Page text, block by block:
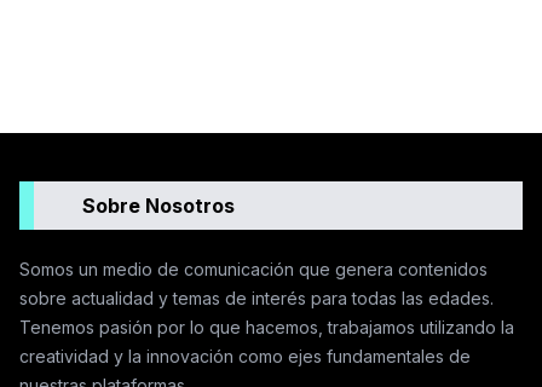
Sobre Nosotros
Somos un medio de comunicación que genera contenidos
sobre actualidad y temas de interés para todas las edades.
Tenemos pasión por lo que hacemos, trabajamos utilizando la
creatividad y la innovación como ejes fundamentales de